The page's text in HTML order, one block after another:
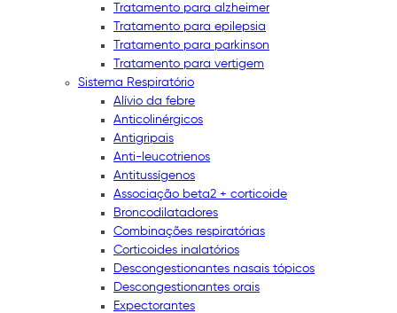
Tratamento para alzheimer
Tratamento para epilepsia
Tratamento para parkinson
Tratamento para vertigem
Sistema Respiratório
Alívio da febre
Anticolinérgicos
Antigripais
Anti-leucotrienos
Antitussígenos
Associação beta2 + corticoide
Broncodilatadores
Combinações respiratórias
Corticoides inalatórios
Descongestionantes nasais tópicos
Descongestionantes orais
Expectorantes